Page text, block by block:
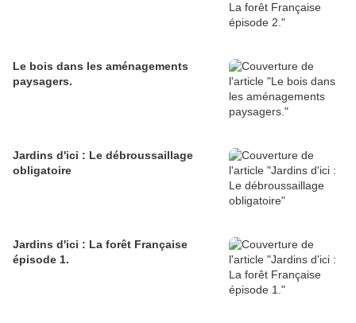
Le bois dans les aménagements
paysagers.
Jardins d'ici : Le débroussaillage
obligatoire
Jardins d'ici : La forêt Française
épisode 1.